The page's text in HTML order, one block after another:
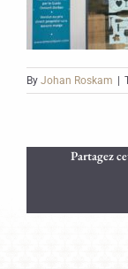
By Johan Roskam
Partagez